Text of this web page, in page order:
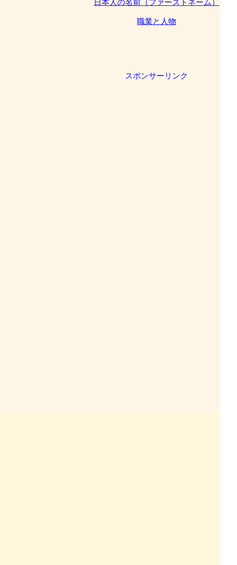
日本人の名前（ファーストネーム）
職業と人物
スポンサーリンク